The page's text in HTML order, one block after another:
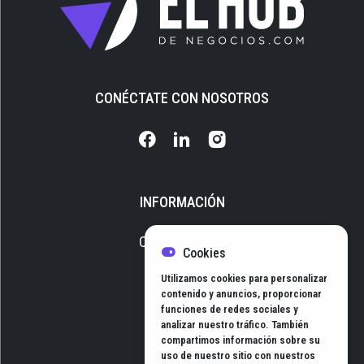
INFORMACIÓN
Quiénes somos
Newsletter
Contacto
CONÉCTATE CON NOSOTROS
Cookies
Utilizamos cookies para personalizar
contenido y anuncios, proporcionar
funciones de redes sociales y
analizar nuestro tráfico. También
compartimos información sobre su
uso de nuestro sitio con nuestros